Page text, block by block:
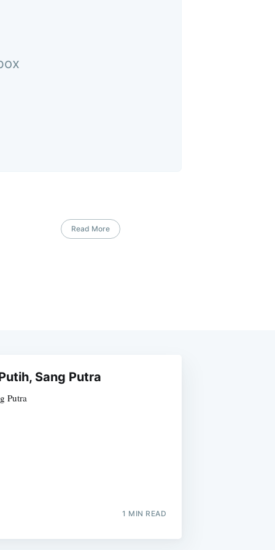
Read More
Sang Putra
Putra
1 MIN READ